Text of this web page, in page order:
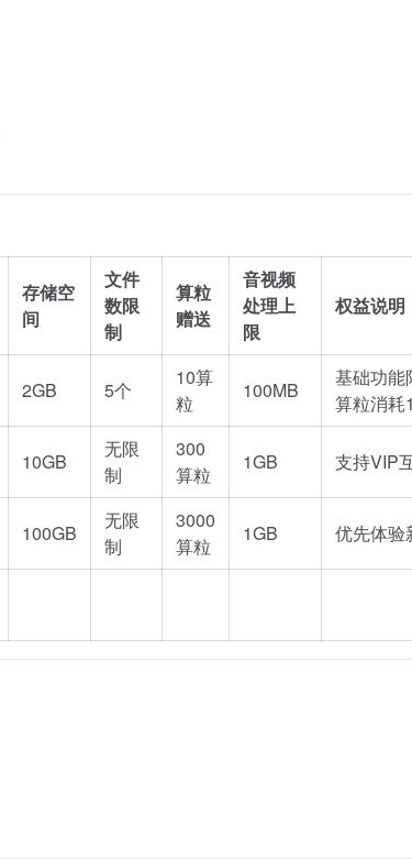
存储空
间
文件
数限
制
算粒
赠送
音视频
处理上
限
权益说明
2GB 5个
10算
粒
100MB
基础功能
算粒消耗
10GB
无限
制
300
算粒
1GB 支持VIP
100GB
无限
制
3000
算粒
1GB 优先体验